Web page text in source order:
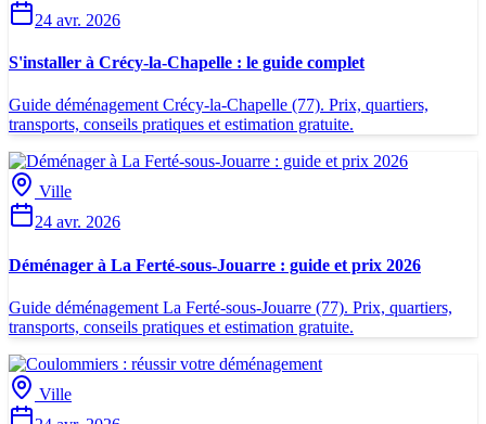
24 avr. 2026
S'installer à Crécy-la-Chapelle : le guide complet
Guide déménagement Crécy-la-Chapelle (77). Prix, quartiers,
transports, conseils pratiques et estimation gratuite.
Ville
24 avr. 2026
Déménager à La Ferté-sous-Jouarre : guide et prix 2026
Guide déménagement La Ferté-sous-Jouarre (77). Prix, quartiers,
transports, conseils pratiques et estimation gratuite.
Ville